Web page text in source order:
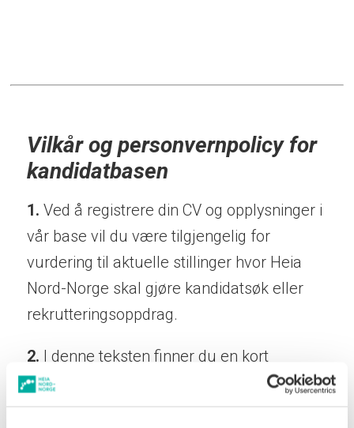
Vilkår og personvernpolicy for
kandidatbasen
1. Ved å registrere din CV og opplysninger i
vår base vil du være tilgjengelig for
vurdering til aktuelle stillinger hvor Heia
Nord-Norge skal gjøre kandidatsøk eller
rekrutteringsoppdrag.
2. I denne teksten finner du en kort
beskrivelse av hvordan vi bruker